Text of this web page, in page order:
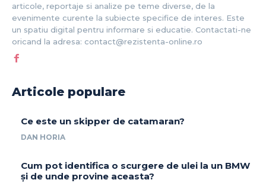
articole, reportaje si analize pe teme diverse, de la
evenimente curente la subiecte specifice de interes. Este
un spatiu digital pentru informare si educatie. Contactati-ne
oricand la adresa: contact@rezistenta-online.ro
Articole populare
Ce este un skipper de catamaran?
DAN HORIA
Cum pot identifica o scurgere de ulei la un BMW
și de unde provine aceasta?